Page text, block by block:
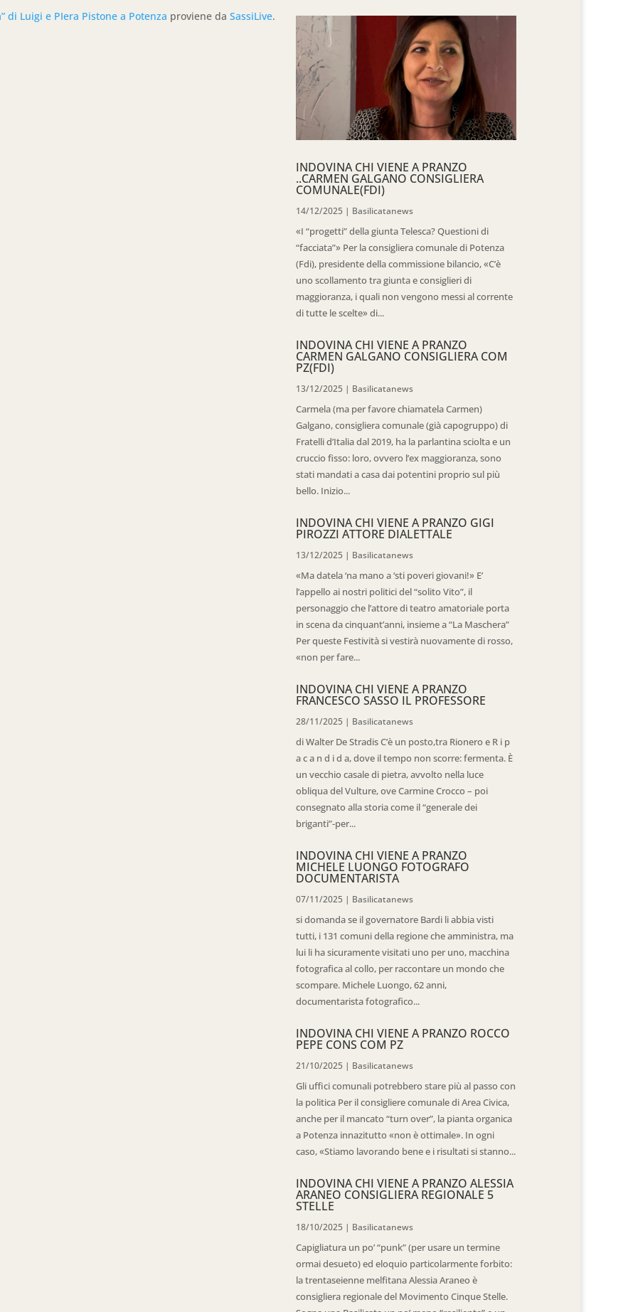
di Luigi e PIera Pistone a Potenza proviene daSassiLive.
INDOVINA CHI VIENE A PRANZO
..CARMEN GALGANO CONSIGLIERA
COMUNALE(FDI)
14/12/2025 | Basilicatanews
«I “progetti” della giunta Telesca? Questioni di
“facciata”» Per la consigliera comunale di Potenza
(Fdi), presidente della commissione bilancio, «C’è
uno scollamento tra giunta e consiglieri di
maggioranza, i quali non vengono messi al corrente
di tutte le scelte» di...
INDOVINA CHI VIENE A PRANZO
CARMEN GALGANO CONSIGLIERA COM
PZ(FDI)
13/12/2025 | Basilicatanews
Carmela (ma per favore chiamatela Carmen)
Galgano, consigliera comunale (già capogruppo) di
Fratelli d’Italia dal 2019, ha la parlantina sciolta e un
cruccio fisso: loro, ovvero l’ex maggioranza, sono
stati mandati a casa dai potentini proprio sul più
bello. Inizio...
INDOVINA CHI VIENE A PRANZO GIGI
PIROZZI ATTORE DIALETTALE
13/12/2025 | Basilicatanews
«Ma datela ‘na mano a ‘sti poveri giovani!» E’
l’appello ai nostri politici del “solito Vito”, il
personaggio che l’attore di teatro amatoriale porta
in scena da cinquant’anni, insieme a “La Maschera”
Per queste Festività si vestirà nuovamente di rosso,
«non per fare...
INDOVINA CHI VIENE A PRANZO
FRANCESCO SASSO IL PROFESSORE
28/11/2025 | Basilicatanews
di Walter De Stradis C’è un posto,tra Rionero e R i p
a c a n d i d a, dove il tempo non scorre: fermenta. È
un vecchio casale di pietra, avvolto nella luce
obliqua del Vulture, ove Carmine Crocco – poi
consegnato alla storia come il “generale dei
briganti”-per...
INDOVINA CHI VIENE A PRANZO
MICHELE LUONGO FOTOGRAFO
DOCUMENTARISTA
07/11/2025 | Basilicatanews
si domanda se il governatore Bardi li abbia visti
tutti, i 131 comuni della regione che amministra, ma
lui li ha sicuramente visitati uno per uno, macchina
fotografica al collo, per raccontare un mondo che
scompare. Michele Luongo, 62 anni,
documentarista fotografico...
INDOVINA CHI VIENE A PRANZO ROCCO
PEPE CONS COM PZ
21/10/2025 | Basilicatanews
Gli uffici comunali potrebbero stare più al passo con
la politica Per il consigliere comunale di Area Civica,
anche per il mancato “turn over”, la pianta organica
a Potenza innazitutto «non è ottimale». In ogni
caso, «Stiamo lavorando bene e i risultati si stanno...
INDOVINA CHI VIENE A PRANZO ALESSIA
ARANEO CONSIGLIERA REGIONALE 5
STELLE
18/10/2025 | Basilicatanews
Capigliatura un po’ “punk” (per usare un termine
ormai desueto) ed eloquio particolarmente forbito:
la trentaseienne melfitana Alessia Araneo è
consigliera regionale del Movimento Cinque Stelle.